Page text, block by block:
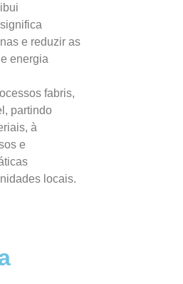
e reduzir as
energia
fabris,
partindo
à
e
locais.